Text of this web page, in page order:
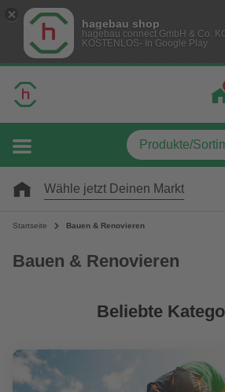
hagebau shop
hagebau connect GmbH & Co.
KOSTENLOS- In Google Play
Wähle jetzt Deinen Markt
Startseite Bauen & Renovieren
Bauen & Renovieren
Beliebte